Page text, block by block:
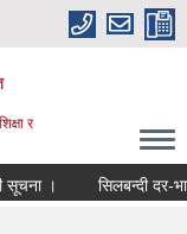
र
। सिलबन्दी दर-